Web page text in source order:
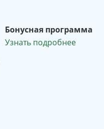
Бонусная программа
Узнать подробнее